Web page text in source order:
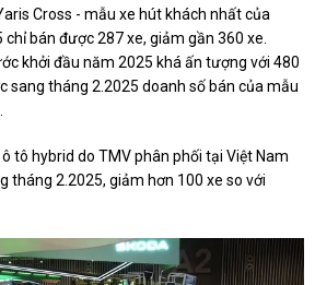
Cross - mẫu xe hút khách nhất của
bán được 287 xe, giảm gần 360 xe.
khởi đầu năm 2025 khá ấn tượng với 480
sang tháng 2.2025 doanh số bán của mẫu
tô hybrid do TMV phân phối tại Việt Nam
tháng 2.2025, giảm hơn 100 xe so với